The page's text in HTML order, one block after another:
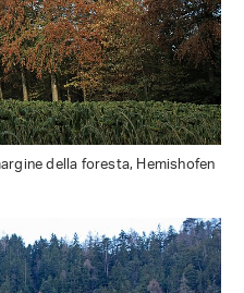
della foresta, Hemishofen